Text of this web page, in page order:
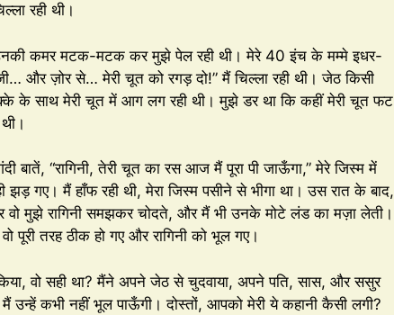
रही थी।
कमर मटक-मटक कर मुझे पेल रही थी। मेरे 40 इंच के मम्मे इधर-
और ज़ोर से… मेरी चूत को रगड़ दो!” मैं चिल्ला रही थी। जेठ किसी
के साथ मेरी चूत में आग लग रही थी। मुझे डर था कि कहीं मेरी चूत फट
“रागिनी, तेरी चूत का रस आज मैं पूरा पी जाऊँगा,” मेरे जिस्म में
गए। मैं हाँफ रही थी, मेरा जिस्म पसीने से भीगा था। उस रात के बाद,
वो मुझे रागिनी समझकर चोदते, और मैं भी उनके मोटे लंड का मज़ा लेती।
पूरी तरह ठीक हो गए और रागिनी को भूल गए।
वो सही था? मैंने अपने जेठ से चुदवाया, अपने पति, सास, और ससुर
मैं उन्हें कभी नहीं भूल पाऊँगी। दोस्तों, आपको मेरी ये कहानी कैसी लगी?